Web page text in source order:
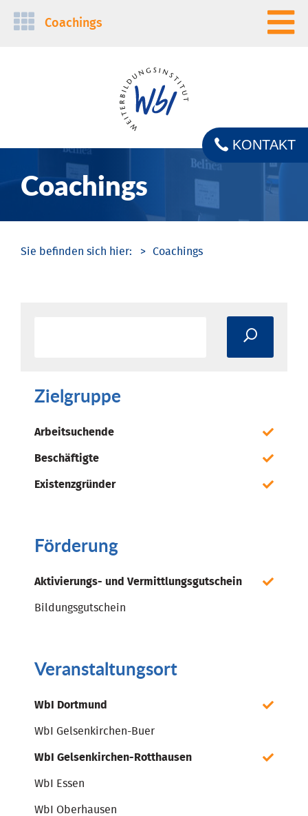
Navigation
Coachings
Coachings
KONTAKT
Coachings
Zielgruppe
Arbeitsuchende
Beschäftigte
Existenzgründer
Förderung
Aktivierungs- und Vermittlungsgutschein
Bildungsgutschein
Veranstaltungsort
WbI Dortmund
WbI Gelsenkirchen-Buer
WbI Gelsenkirchen-Rotthausen
WbI Essen
WbI Oberhausen